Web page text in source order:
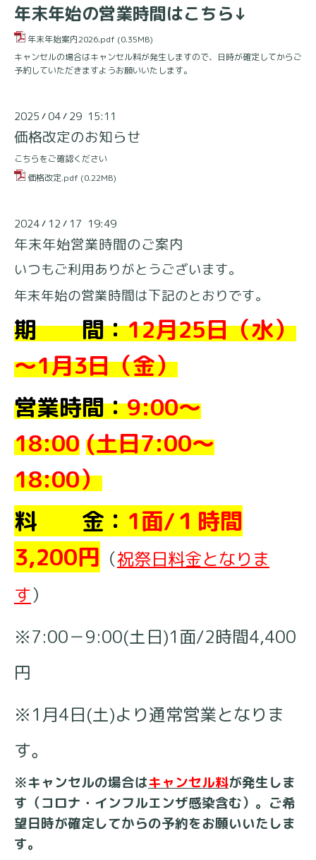
年末年始の営業時間はこちら↓
年末年始案内2026.pdf (0.35MB)
キャンセルの場合はキャンセル料が発生しますので、日時が確定してからご
予約していただきますようお願いいたします。
2025 /04/ 29 15:11
価格改定のお知らせ
こちらをご確認ください
価格改定.pdf (0.22MB)
2024/ 12 / 17 19:49
年末年始営業時間のご案内
いつもご利用ありがとうございます。
年末年始の営業時間は下記のとおりです。
期 間：12月25日（水）
～1月3日（金）
営業時間：9:00～
18:00 (土日7:00～
18:00）
料 金： 1面/１時間
3,200円 （祝祭日料金となりま
す）
※7:00－9:00(土日)1面/2時間4,400
円
※1月4日(土)より通常営業となりま
す。
※キャンセルの場合はキャンセル料が発生しま
す（コロナ・インフルエンザ感染含む）。ご希
望日時が確定してからの予約をお願いいたしま
す。